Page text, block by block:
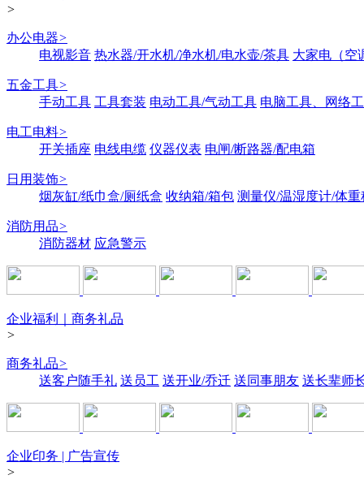
>
办公电器>
电视影音 热水器/开水机/净水机/电水壶/茶具 大家电（空
五金工具>
手动工具 工具套装 电动工具/气动工具 电脑工具、网络
电工电料>
开关插座 电线电缆 仪器仪表 电闸/断路器/配电箱
日用装饰>
烟灰缸/纸巾盒/厕纸盒 收纳箱/箱包 测量仪/温湿度计/体重
消防用品>
消防器材 应急警示
企业福利｜商务礼品
>
商务礼品>
送客户随手礼 送员工 送开业/乔迁 送同事朋友 送长辈师
企业印务 | 广告宣传
>